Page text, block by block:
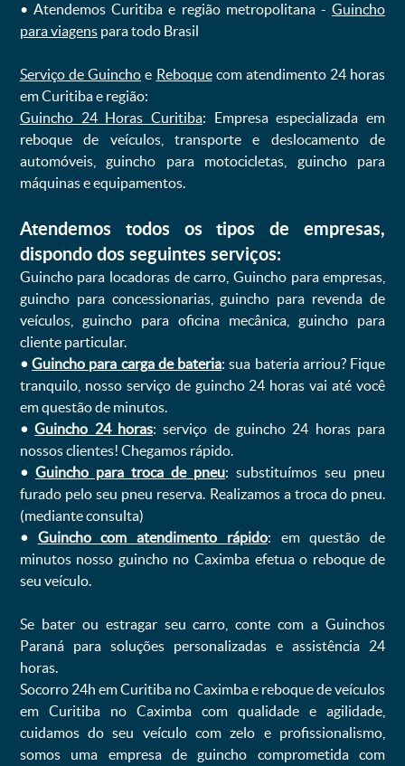
ㅤㅤ• Atendemos Curitiba e região metropolitana -Guincho
para viagenspara todo Brasil
Serviço de Guincho e Reboquecom atendimento 24 horas
em Curitiba e região:
Guincho 24 Horas Curitiba: Empresa especializada em
reboque de veículos, transporte e deslocamento de
automóveis, guincho para motocicletas, guincho para
máquinas e equipamentos.
Atendemos todos os tipos de empresas,
dispondo dos seguintes serviços:
Guincho para locadoras de carro, Guincho para empresas,
guincho para concessionarias, guincho para revenda de
veículos, guincho para oficina mecânica, guincho para
cliente particular.
•Guincho para carga de bateria: sua bateria arriou? Fique
tranquilo, nosso serviço de guincho 24 horas vai até você
em questão de minutos.
•Guincho 24 horas: serviço de guincho 24 horas para
nossos clientes! Chegamos rápido.
• Guincho para troca de pneu: substituímos seu pneu
furado pelo seu pneu reserva. Realizamos a troca do pneu.
(mediante consulta)
• Guincho com atendimento rápido: em questão de
minutos nosso guincho no Caximba efetua o reboque de
seu veículo.
Se bater ou estragar seu carro, conte com a Guinchos
Paraná para soluções personalizadas e assistência 24
horas.
Socorro 24h em Curitiba no Caximba e reboque de veículos
em Curitiba no Caximba com qualidade e agilidade,
cuidamos do seu veículo com zelo e profissionalismo,
somos uma empresa de guincho comprometida com